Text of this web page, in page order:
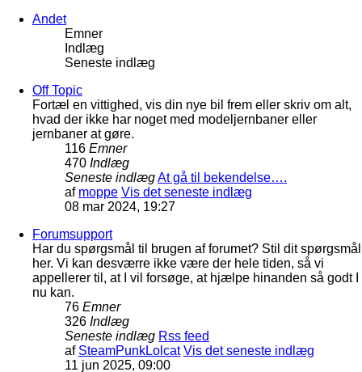
Andet
Emner
Indlæg
Seneste indlæg
Off Topic
Fortæl en vittighed, vis din nye bil frem eller skriv om alt,
hvad der ikke har noget med modeljernbaner eller
jernbaner at gøre.
116 Emner
470 Indlæg
Seneste indlægAt gå til bekendelse….
af moppe Vis det seneste indlæg
08 mar 2024, 19:27
Forumsupport
Har du spørgsmål til brugen af forumet? Stil dit spørgsmål
her. Vi kan desværre ikke være der hele tiden, så vi
appellerer til, at I vil forsøge, at hjælpe hinanden så godt I
nu kan.
76 Emner
326 Indlæg
Seneste indlæg Rss feed
af SteamPunkLolcat Vis det seneste indlæg
11 jun 2025, 09:00